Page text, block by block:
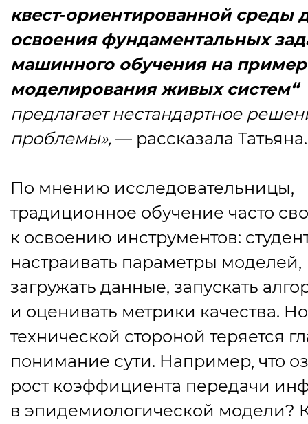
квест‑ориентированной среды
освоения фундаментальных
машинного обучения на
моделирования живых систем“
предлагает нестандартное
проблемы», — рассказала Татьяна.
По мнению исследовательницы,
традиционное обучение часто
к освоению инструментов:
настраивать параметры моделей,
загружать данные, запускать
и оценивать метрики качества.
технической стороной теряется
понимание сути. Например, что
рост коэффициента передачи
в эпидемиологической модели?